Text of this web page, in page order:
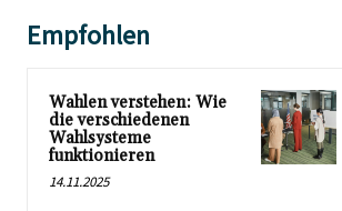
Empfohlen
Wahlen verstehen: Wie
die verschiedenen
Wahlsysteme
funktionieren
14.11.2025